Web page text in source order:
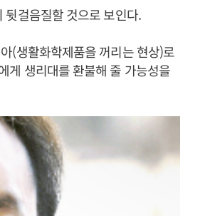
뒷걸음질할 것으로 보인다.
(생활화학제품을 꺼리는 현상)로
게 생리대를 환불해 줄 가능성을